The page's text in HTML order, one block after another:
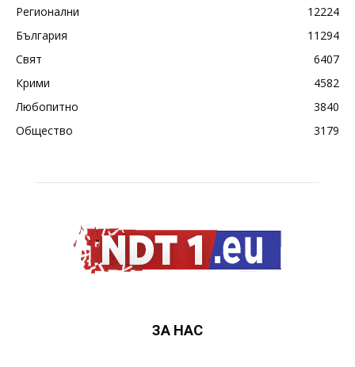
Регионални
12224
България
11294
Свят
6407
Крими
4582
Любопитно
3840
Общество
3179
ЗА НАС